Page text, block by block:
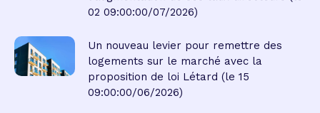
02 09:00:00/07/2026)
Un nouveau levier pour remettre des
logements sur le marché avec la
proposition de loi Létard (le 15
09:00:00/06/2026)